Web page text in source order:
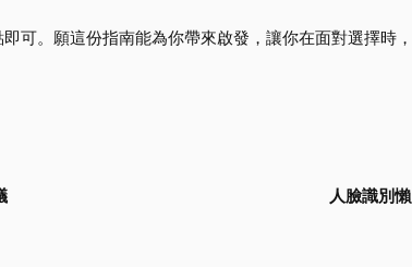
可。願這份指南能為你帶來啟發，讓你在面對選擇時
人臉識別